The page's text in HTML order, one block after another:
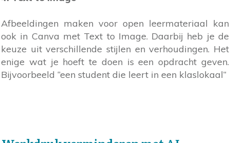
Afbeeldingen maken voor open leermateriaal kan
ook in Canva met Text to Image. Daarbij heb je de
keuze uit verschillende stijlen en verhoudingen. Het
enige wat je hoeft te doen is een opdracht geven.
Bijvoorbeeld “een student die leert in een klaslokaal”